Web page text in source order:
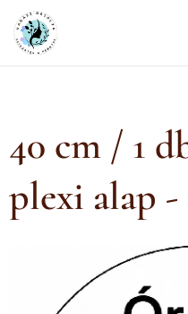
40 cm / 1
plexi alap -